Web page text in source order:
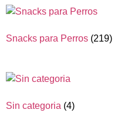
Snacks para Perros (219)
Sin categoria (4)